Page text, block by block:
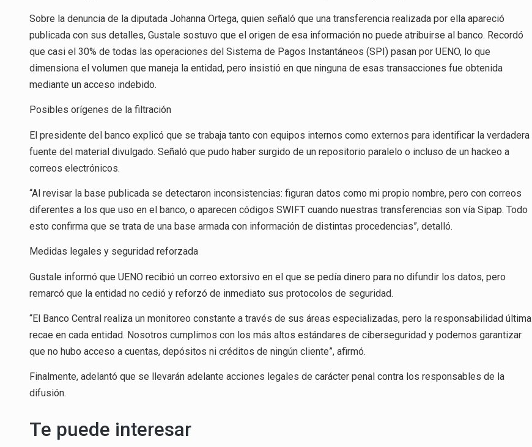
Sobre la denuncia de la diputada Johanna Ortega, quien señaló que una transferencia realizada por ella apareció
publicada con sus detalles, Gustale sostuvo que el origen de esa información no puede atribuirse al banco. Recordó
que casi el 30% de todas las operaciones del Sistema de Pagos Instantáneos (SPI) pasan por UENO, lo que
dimensiona el volumen que maneja la entidad, pero insistió en que ninguna de esas transacciones fue obtenida
mediante un acceso indebido.
Posibles orígenes de la filtración
El presidente del banco explicó que se trabaja tanto con equipos internos como externos para identificar la verdadera
fuente del material divulgado. Señaló que pudo haber surgido de un repositorio paralelo o incluso de un hackeo a
correos electrónicos.
“Al revisar la base publicada se detectaron inconsistencias: figuran datos como mi propio nombre, pero con correos
diferentes a los que uso en el banco, o aparecen códigos SWIFT cuando nuestras transferencias son vía Sipap. Todo
esto confirma que se trata de una base armada con información de distintas procedencias”, detalló.
Medidas legales y seguridad reforzada
Gustale informó que UENO recibió un correo extorsivo en el que se pedía dinero para no difundir los datos, pero
remarcó que la entidad no cedió y reforzó de inmediato sus protocolos de seguridad.
“El Banco Central realiza un monitoreo constante a través de sus áreas especializadas, pero la responsabilidad última
recae en cada entidad. Nosotros cumplimos con los más altos estándares de ciberseguridad y podemos garantizar
que no hubo acceso a cuentas, depósitos ni créditos de ningún cliente”, afirmó.
Finalmente, adelantó que se llevarán adelante acciones legales de carácter penal contra los responsables de la
difusión.
Te puede interesar